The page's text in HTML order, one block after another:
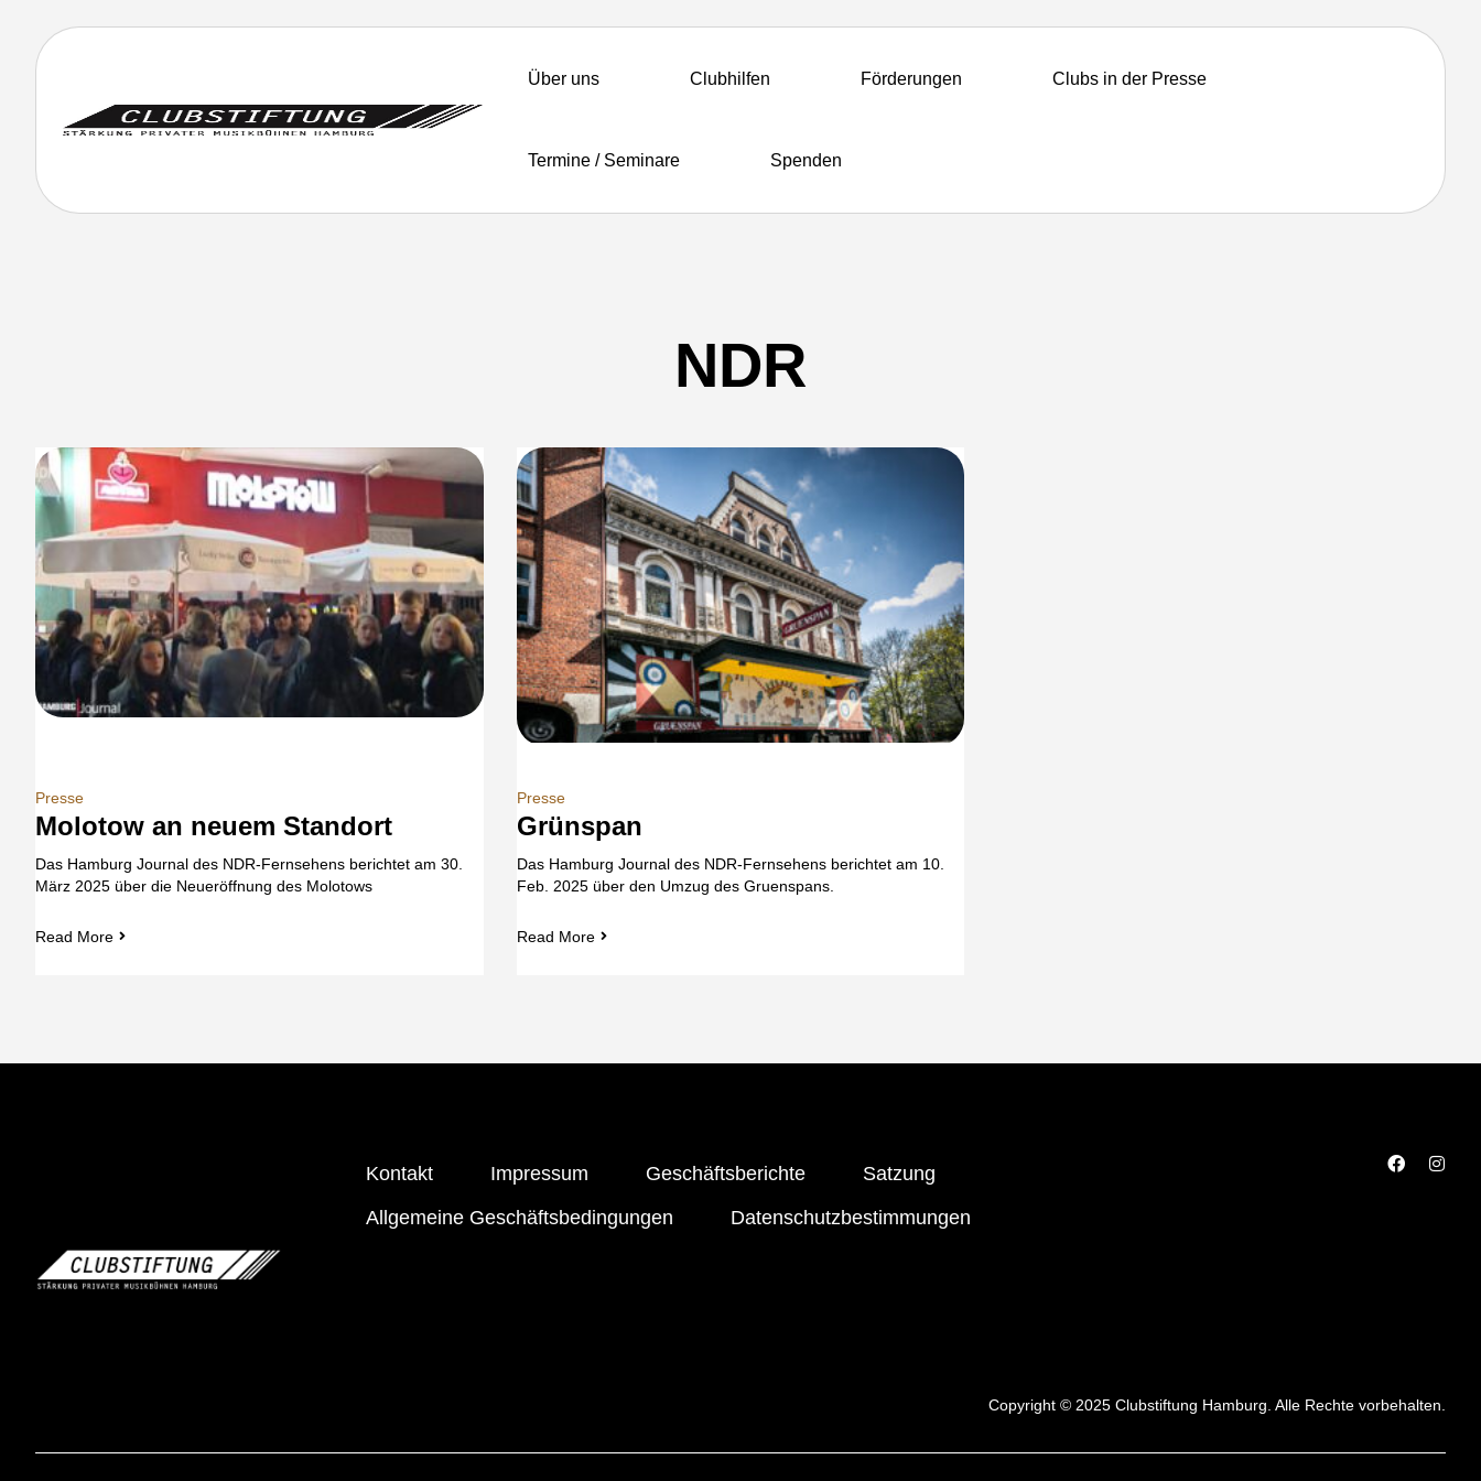
Über uns Clubhilfen Förderungen Clubs in der Presse
Termine / Seminare Spenden
NDR
Presse
Molotow an neuem Standort
Das Hamburg Journal des NDR-Fernsehens berichtet am 30.
März 2025 über die Neueröffnung des Molotows
Read More
Presse
Grünspan
Das Hamburg Journal des NDR-Fernsehens berichtet am 10.
Feb. 2025 über den Umzug des Gruenspans.
Read More
Kontakt Impressum Geschäftsberichte
Satzung
Allgemeine Geschäftsbedingungen
Datenschutzbestimmungen
Copyright © 2025 Clubstiftung Hamburg. Alle Rechte vorbehalten.